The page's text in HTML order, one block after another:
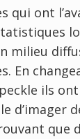
qui ont
milieu
En
ils
d’imager
que